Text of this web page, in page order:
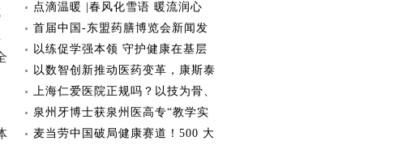
点滴温暖 |春风化雪语 暖流润心
首届中国-东盟药膳博览会新闻发
以练促学强本领 守护健康在基层
以数智创新推动医药变革，康斯泰
上海仁爱医院正规吗？以技为骨、
泉州牙博士获泉州医高专“教学实
麦当劳中国破局健康赛道！500 大